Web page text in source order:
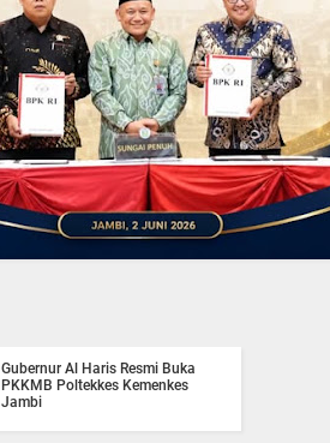
Gubernur Al Haris Resmi Buka
PKKMB Poltekkes Kemenkes
Jambi